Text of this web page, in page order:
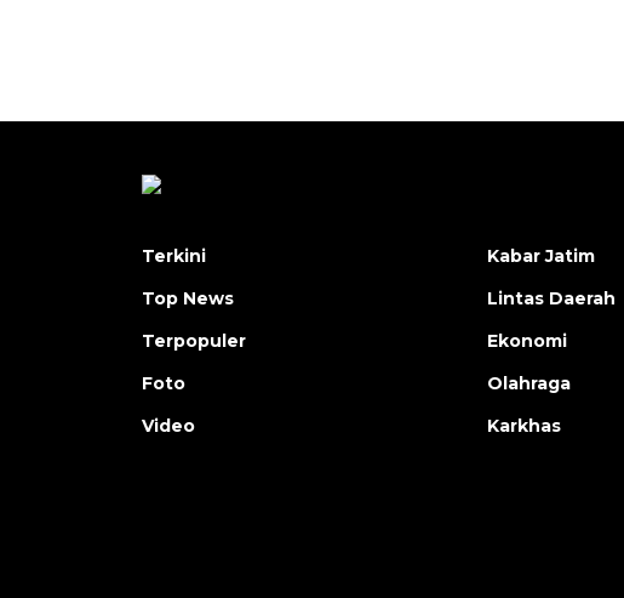
Terkini
Top News
Terpopuler
Foto
Video
Kabar Jatim
Lintas Daerah
Ekonomi
Olahraga
Karkhas